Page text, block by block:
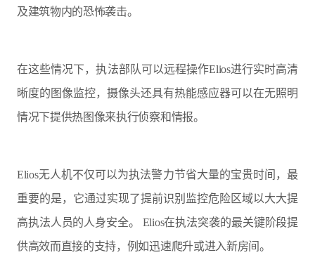
及建筑物内的恐怖袭击。
在这些情况下，执法部队可以远程操作Elios进行实时高清
晰度的图像监控，摄像头还具有热能感应器可以在无照明
情况下提供热图像来执行侦察和情报。
Elios无人机不仅可以为执法警力节省大量的宝贵时间，最
重要的是，它通过实现了提前识别监控危险区域以大大提
高执法人员的人身安全。 Elios在执法突袭的最关键阶段提
供高效而直接的支持，例如迅速爬升或进入新房间。